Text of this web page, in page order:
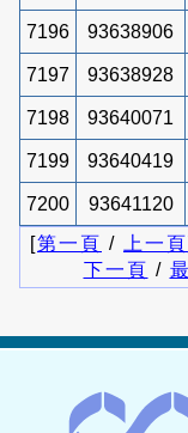
7196 93638906
7197 93638928
7198 93640071
7199 93640419
7200 93641120
[第一頁 / 上一頁
下一頁 /